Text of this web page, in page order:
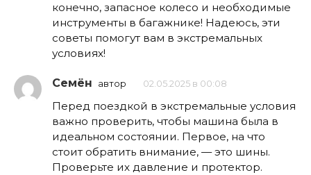
конечно, запасное колесо и необходимые
инструменты в багажнике! Надеюсь, эти
советы помогут вам в экстремальных
условиях!
Семён автор 02.05.2025 в 00:08
Перед поездкой в экстремальные условия
важно проверить, чтобы машина была в
идеальном состоянии. Первое, на что
стоит обратить внимание, — это шины.
Проверьте их давление и протектор.